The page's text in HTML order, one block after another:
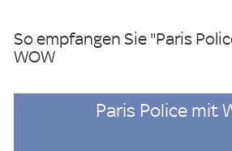
So empfangen Sie "Paris
WOW
Paris Police mit